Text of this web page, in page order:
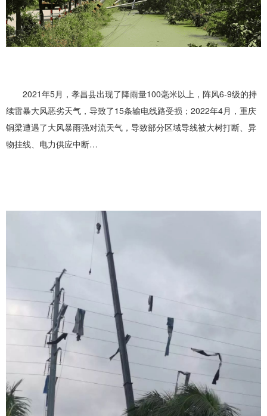
2021年5月，孝昌县出现了降雨量100毫米以上，阵风6-9级的持
续雷暴大风恶劣天气，导致了15条输电线路受损；2022年4月，重庆
铜梁遭遇了大风暴雨强对流天气，导致部分区域导线被大树打断、异
物挂线、电力供应中断…